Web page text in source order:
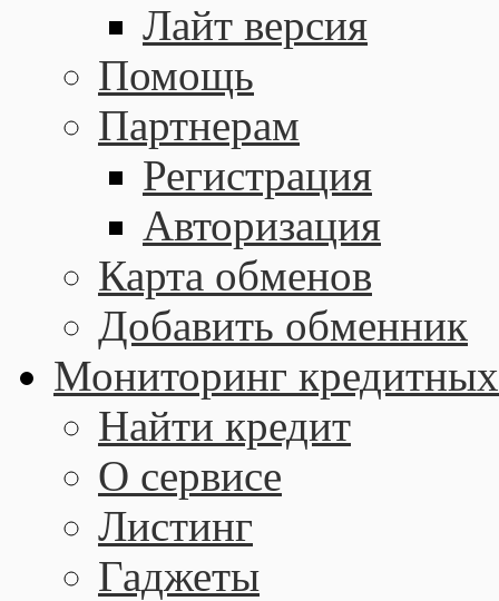
Лайт версия
Помощь
Партнерам
Регистрация
Авторизация
Карта обменов
Добавить обменник
Мониторинг кредитных
Найти кредит
О сервисе
Листинг
Гаджеты